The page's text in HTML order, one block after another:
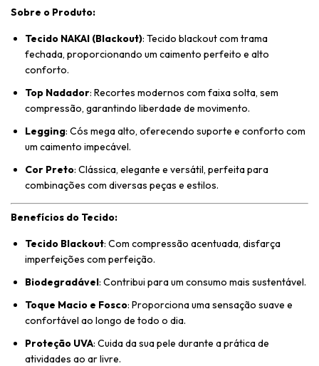
Sobre o Produto:
Tecido NAKAI (Blackout): Tecido blackout com trama
fechada, proporcionando um caimento perfeito e alto
conforto.
Top Nadador: Recortes modernos com faixa solta, sem
compressão, garantindo liberdade de movimento.
Legging: Cós mega alto, oferecendo suporte e conforto com
um caimento impecável.
Cor Preto: Clássica, elegante e versátil, perfeita para
combinações com diversas peças e estilos.
Benefícios do Tecido:
Tecido Blackout: Com compressão acentuada, disfarça
imperfeições com perfeição.
Biodegradável: Contribui para um consumo mais sustentável.
Toque Macio e Fosco: Proporciona uma sensação suave e
confortável ao longo de todo o dia.
Proteção UVA: Cuida da sua pele durante a prática de
atividades ao ar livre.